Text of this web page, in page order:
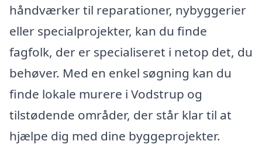
håndværker til reparationer, nybyggerier
eller specialprojekter, kan du finde
fagfolk, der er specialiseret i netop det, du
behøver. Med en enkel søgning kan du
finde lokale murere i Vodstrup og
tilstødende områder, der står klar til at
hjælpe dig med dine byggeprojekter.